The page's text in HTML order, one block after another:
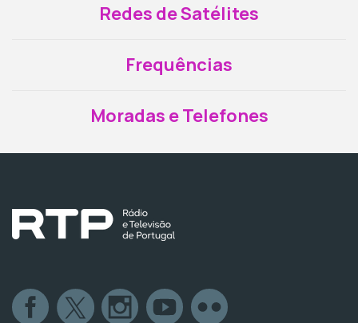
Redes de Satélites
Frequências
Moradas e Telefones